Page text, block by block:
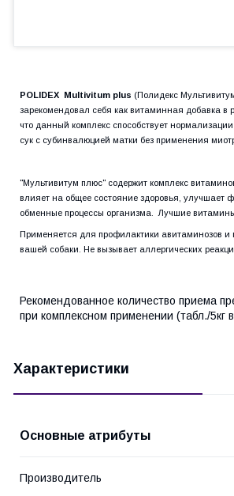
POLIDEX Multivitum plus (Полидекс
зарекомендовал себя как витаминная добавка
что данный комплекс способствует
сук с субинвалюцией матки без применения
"Мультивитум плюс" содержит комплекс
влияет на общее состояние здоровья, улучшает
обменные процессы организма. Лучшие
Применяется для профилактики авитаминозов и
вашей собаки. Не вызывает аллергических
Рекомендованное количество приема
при комплексном применении (табл./5кг
Характеристики
Основные атрибуты
Производитель